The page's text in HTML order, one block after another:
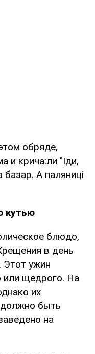
обряде,
и крича:ли "Іди,
базар. А паляниці
кутью
блюдо,
в день
Этот ужин
или щедрого. На
их
должно быть
на